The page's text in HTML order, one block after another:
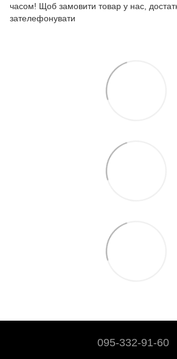
часом! Щоб замовити товар у нас,
зателефонувати
095-332-91-60